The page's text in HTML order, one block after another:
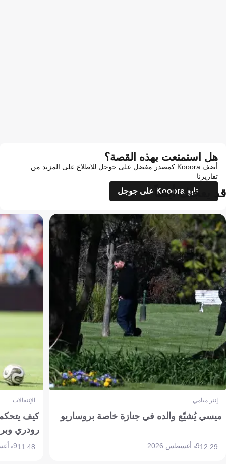
هل استمتعت بهذه القصة؟
أضف Kooora كمصدر مفضل على جوجل للاطلاع على المزيد من
تقاريرنا
تابع Kooora على جوجل
قد يعجبك أيضاً
إنتر ميامي
ميسي يُشيّع والده في جنازة خاصة بروساريو
12:299 أغسطس 2026
الإنتقالات
كيف
رودري
11:489 أغسطس 2026